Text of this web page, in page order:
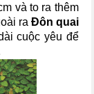
và to ra thêm
ra Đôn quai
cuộc yêu để